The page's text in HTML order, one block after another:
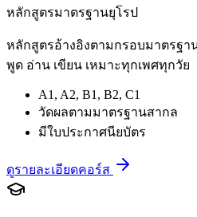
หลักสูตรมาตรฐานยุโรป
หลักสูตรอ้างอิงตามกรอบมาตรฐา
พูด อ่าน เขียน เหมาะทุกเพศทุกวัย
A1, A2, B1, B2, C1
วัดผลตามมาตรฐานสากล
มีใบประกาศนียบัตร
ดูรายละเอียดคอร์ส